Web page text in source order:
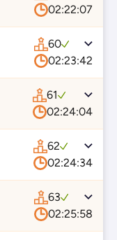
02:22:07
60
02:23:42
61
02:24:04
62
02:24:34
63
02:25:58